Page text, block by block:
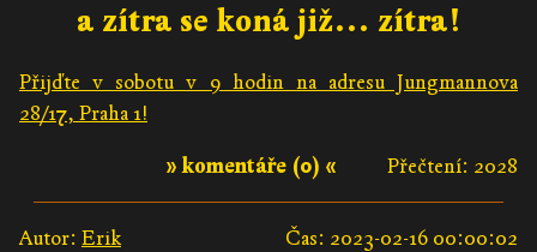
a zítra se koná již… zítra!
Přijďte v sobotu v 9 hodin na adresu Jungmannova
28/17, Praha 1!
Přečtení: 2028
» komentáře (0) «
Autor: Erik Čas: 2023-02-16 00:00:02